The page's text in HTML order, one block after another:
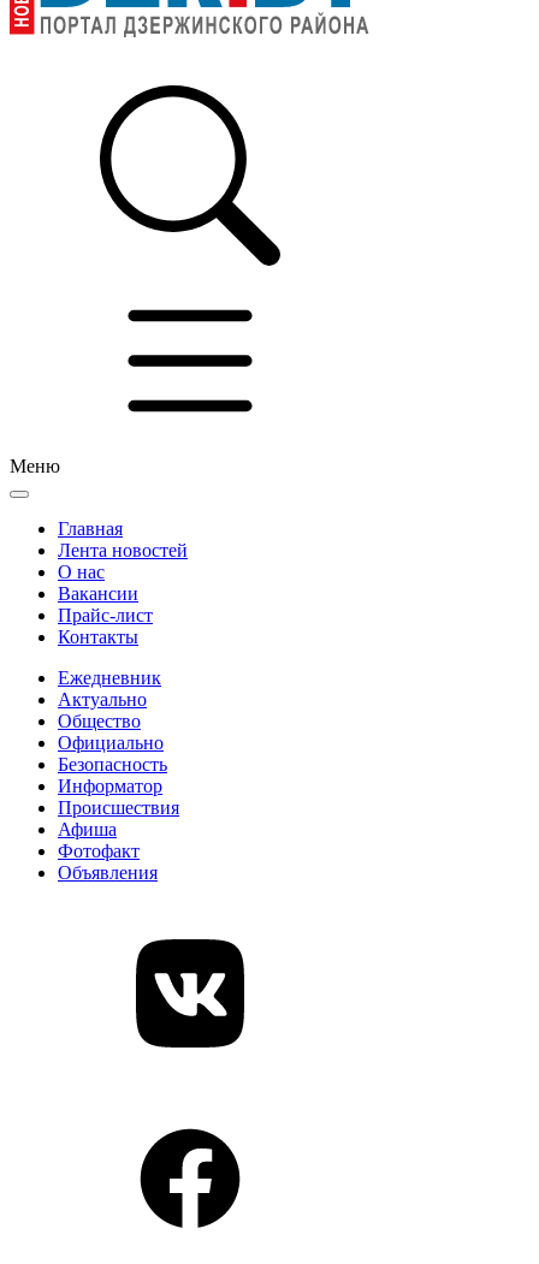
Меню
Главная
Лента новостей
О нас
Вакансии
Прайс-лист
Контакты
Ежедневник
Актуально
Общество
Официально
Безопасность
Информатор
Происшествия
Афиша
Фотофакт
Объявления